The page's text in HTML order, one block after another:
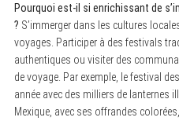
Pourquoi est-il si enrichissant de
? S’immerger dans les cultures
voyages. Participer à des festivals
authentiques ou visiter des
de voyage. Par exemple, le festival
année avec des milliers de lanternes
Mexique, avec ses offrandes